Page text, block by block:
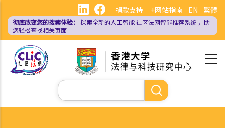
主
EN 繁體
捐款支持 +网站指南
彻底改变您的搜索体验： 探索全新的人工智能社区法网智能推荐系统 ，助
您轻松查找相关页面
搜
索